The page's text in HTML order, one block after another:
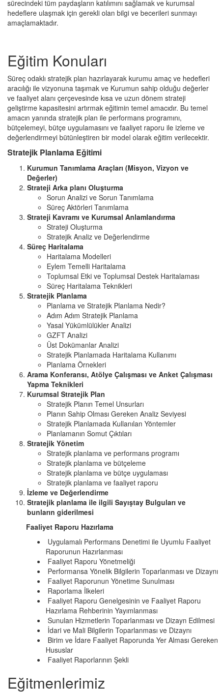
sürecindeki tüm paydaşların katılımını sağlamak ve kurumsal
hedeflere ulaşmak için gerekli olan bilgi ve becerileri sunmayı
amaçlamaktadır.
Eğitim Konuları
Süreç odaklı stratejik plan hazırlayarak kurumu amaç ve hedefleri
aracılığı ile vizyonuna taşımak ve Kurumun sahip olduğu değerler
ve faaliyet alanı çerçevesinde kısa ve uzun dönem strateji
geliştirme kapasitesini artırmak eğitimin temel amacıdır. Bu temel
amacın yanında stratejik plan ile performans programını,
bütçelemeyi, bütçe uygulamasını ve faaliyet raporu ile izleme ve
değerlendirmeyi bütünleştiren bir model olarak eğitim verilecektir.
Stratejik Planlama Eğitimi
Kurumun Tanımlama Araçları (Misyon, Vizyon ve
Değerler)
Strateji Arka planı Oluşturma
Sorun Analizi ve Sorun Tanımlama
Süreç Aktörleri Tanımlama
Strateji Kavramı ve Kurumsal Anlamlandırma
Strateji Oluşturma
Stratejik Analiz ve Değerlendirme
Süreç Haritalama
Haritalama Modelleri
Eylem Temelli Haritalama
Toplumsal Etki ve Toplumsal Destek Haritalaması
Süreç Haritalama Teknikleri
Stratejik Planlama
Planlama ve Stratejik Planlama Nedir?
Adım Adım Stratejik Planlama
Yasal Yükümlülükler Analizi
GZFT Analizi
Üst Dokümanlar Analizi
Stratejik Planlamada Haritalama Kullanımı
Planlama Örnekleri
Arama Konferansı, Atölye Çalışması ve Anket Çalışması
Yapma Teknikleri
Kurumsal Stratejik Plan
Stratejik Planın Temel Unsurları
Planın Sahip Olması Gereken Analiz Seviyesi
Stratejik Planlamada Kullanılan Yöntemler
Planlamanın Somut Çıktıları
Stratejik Yönetim
Stratejik planlama ve performans programı
Stratejik planlama ve bütçeleme
Stratejik planlama ve bütçe uygulaması
Stratejik planlama ve faaliyet raporu
İzleme ve Değerlendirme
Stratejik planlama ile ilgili Sayıştay Bulguları ve
bunların giderilmesi
Faaliyet Raporu Hazırlama
Uygulamalı Performans Denetimi ile Uyumlu Faaliyet
Raporunun Hazırlanması
Faaliyet Raporu Yönetmeliği
Performansa Yönelik Bilgilerin Toparlanması ve Dizaynı
Faaliyet Raporunun Yönetime Sunulması
Raporlama İlkeleri
Faaliyet Raporu Genelgesinin ve Faaliyet Raporu
Hazırlama Rehberinin Yayımlanması
Sunulan Hizmetlerin Toparlanması ve Dizayn Edilmesi
İdari ve Mali Bilgilerin Toparlanması ve Dizaynı
Birim ve İdare Faaliyet Raporunda Yer Alması Gereken
Hususlar
Faaliyet Raporlarının Şekli
Eğitmenlerimiz